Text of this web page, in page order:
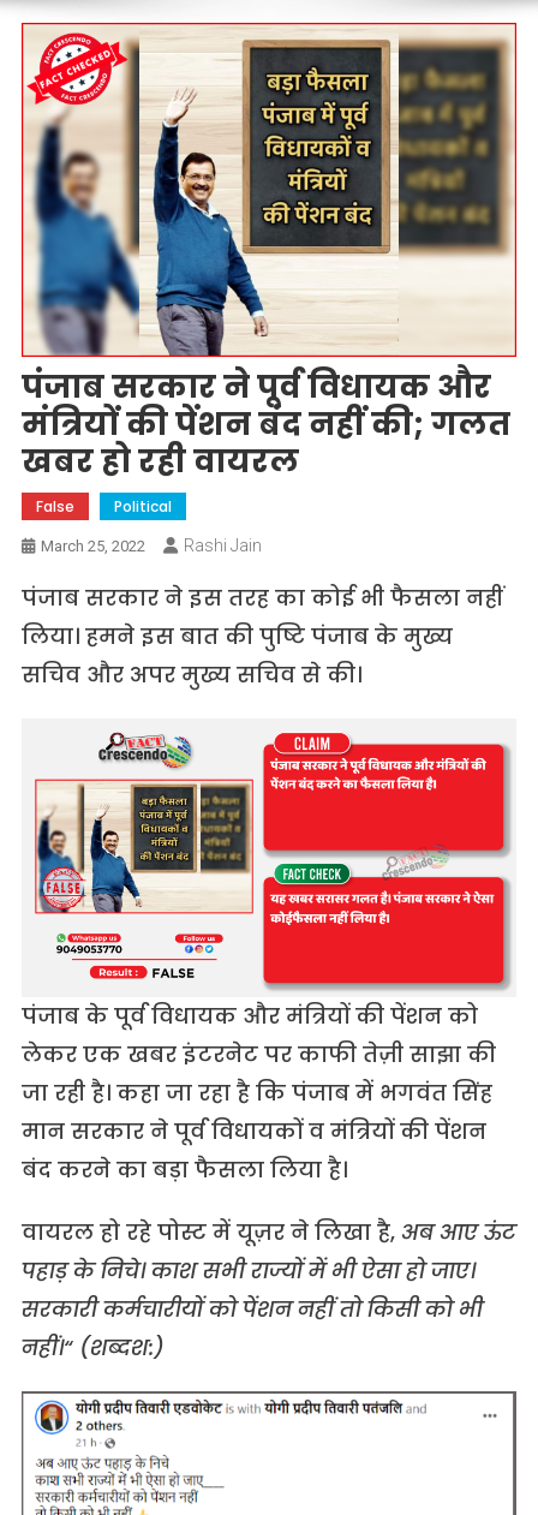
पंजाब सरकार ने पूर्व विधायक और
मंत्रियों की पेंशन बंद नहीं की; गलत
खबर हो रही वायरल
False Political
March 25, 2022 Rashi Jain
पंजाब सरकार ने इस तरह का कोई भी फैसला नहीं
लिया। हमने इस बात की पुष्टि पंजाब के मुख्य
सचिव और अपर मुख्य सचिव से की।
पंजाब के पूर्व विधायक और मंत्रियों की पेंशन को
लेकर एक खबर इंटरनेट पर काफी तेज़ी साझा की
जा रही है। कहा जा रहा है कि पंजाब में भगवंत सिंह
मान सरकार ने पूर्व विधायकों व मंत्रियों की पेंशन
बंद करने का बड़ा फैसला लिया है।
वायरल हो रहे पोस्ट में यूज़र ने लिखा है, अब आए ऊंट
पहाड़ के निचे। काश सभी राज्यों में भी ऐसा हो जाए।
सरकारी कर्मचारीयों को पेंशन नहीं तो किसी को भी
नहीं।“ (शब्दश:)